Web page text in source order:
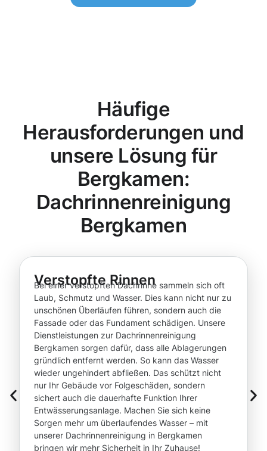
Häufige
Herausforderungen und
unsere Lösung für
Bergkamen:
Dachrinnenreinigung
Bergkamen
Verstopfte Rinnen
Bei einer verstopften Dachrinne sammeln sich oft
Laub, Schmutz und Wasser. Dies kann nicht nur zu
unschönen Überläufen führen, sondern auch die
Fassade oder das Fundament schädigen. Unsere
Dienstleistungen zur Dachrinnenreinigung
Bergkamen sorgen dafür, dass alle Ablagerungen
gründlich entfernt werden. So kann das Wasser
wieder ungehindert abfließen. Das schützt nicht
nur Ihr Gebäude vor Folgeschäden, sondern
sichert auch die dauerhafte Funktion Ihrer
Entwässerungsanlage. Machen Sie sich keine
Sorgen mehr um überlaufendes Wasser – mit
unserer Dachrinnenreinigung in Bergkamen
bringen wir mehr Sicherheit in Ihr Zuhause!